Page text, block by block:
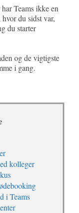
Teams ikke en
du sidst var,
du starter
og de vigtigste
i gang.
kolleger
i Teams